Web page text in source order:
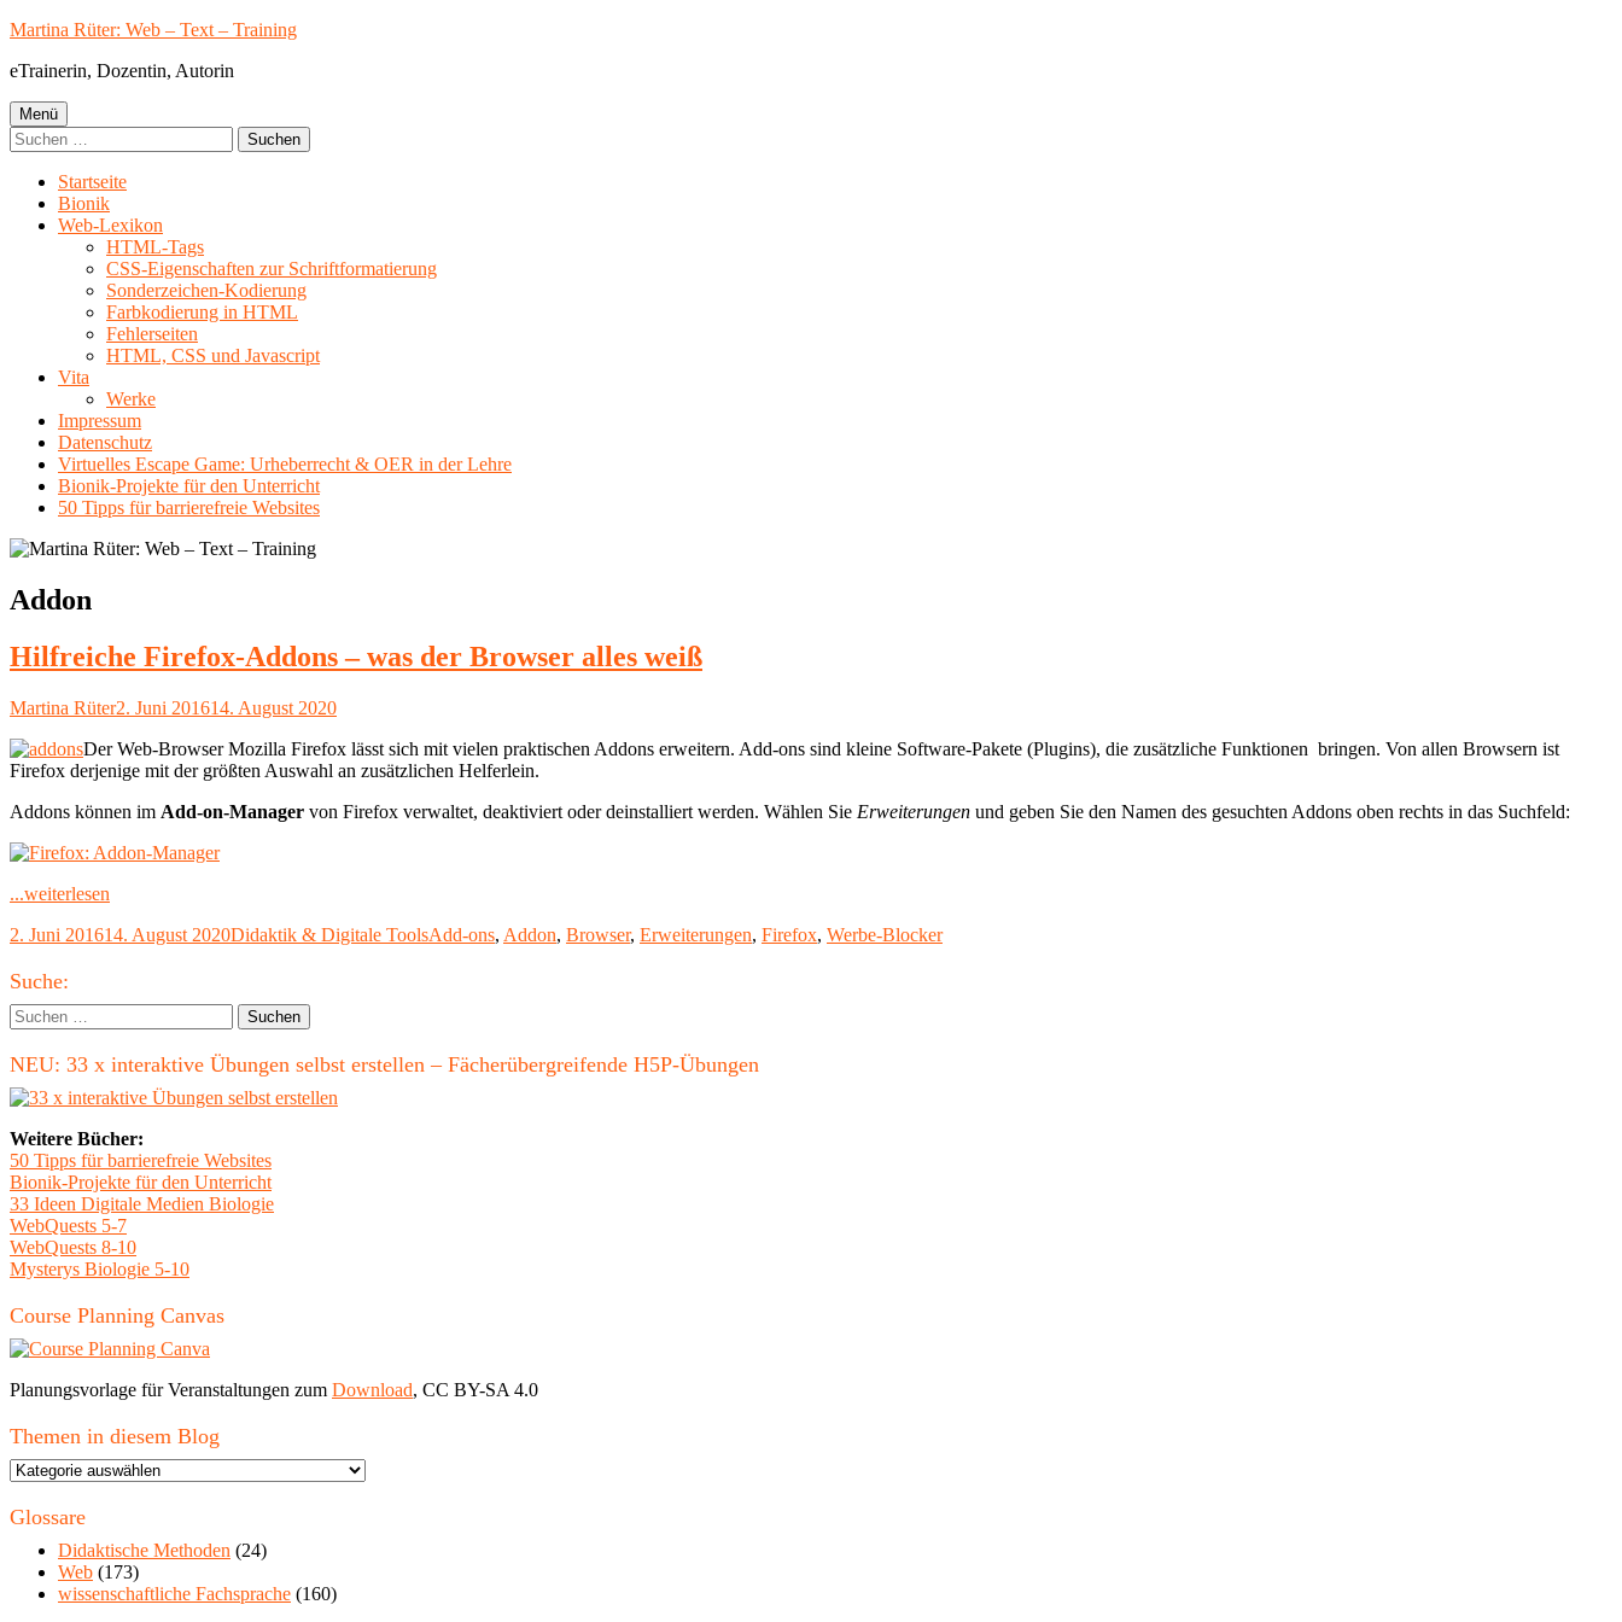
Springe
Inhalt
Martina Rüter: Web – Text – Training
eTrainerin, Dozentin, Autorin
Primäres
Menü
Menü
Suchen
nach:
Startseite
Bionik
Web-Lexikon
HTML-Tags
CSS-Eigenschaften zur Schriftformatierung
Sonderzeichen-Kodierung
Farbkodierung in HTML
Fehlerseiten
HTML, CSS und Javascript
Vita
Werke
Impressum
Datenschutz
Virtuelles Escape Game: Urheberrecht & OER in der Lehre
Bionik-Projekte für den Unterricht
50 Tipps für barrierefreie Websites
Schlagwort:
Addon
Hilfreiche Firefox-Addons – was der Browser alles weiß
Autor
Martina RüterVeröffentlicht
2. Juni 201614. August 2020
Der Web-Browser Mozilla Firefox lässt sich mit vielen praktischen Addons erweitern. Add-ons sind kleine Software-Pakete (Plugins), die zusätzliche Funktionen bringen. Von allen Browsern ist
Firefox derjenige mit der größten Auswahl an zusätzlichen Helferlein.
Addons können im Add-on-Manager von Firefox verwaltet, deaktiviert oder deinstalliert werden. Wählen Sie Erweiterungen und geben Sie den Namen des gesuchten Addons oben rechts in das Suchfeld:
...weiterlesen
Addons
der
weiß"
Veröffentlicht
2. Juni 201614. August 2020Kategorien
Didaktik & Digitale ToolsSchlagwörter
Add-ons, Addon, Browser, Erweiterungen, Firefox, Werbe-Blocker
Haupt-
Seitenleiste
Suche:
Suchen
nach:
NEU: 33 x interaktive Übungen selbst erstellen – Fächerübergreifende H5P-Übungen
Weitere Bücher:
50 Tipps für barrierefreie Websites
Bionik-Projekte für den Unterricht
33 Ideen Digitale Medien Biologie
WebQuests 5-7
WebQuests 8-10
Mysterys Biologie 5-10
Course Planning Canvas
Planungsvorlage für Veranstaltungen zum Download, CC BY-SA 4.0
Themen in diesem Blog
Themen
diesem
Glossare
Didaktische Methoden (24)
Web (173)
wissenschaftliche Fachsprache (160)